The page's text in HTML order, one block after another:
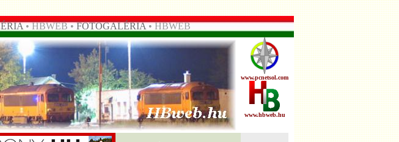
• HBWEB •FOTOGALÉRIA• HBWEB
www.pcnetsol.com
www.hbweb.hu